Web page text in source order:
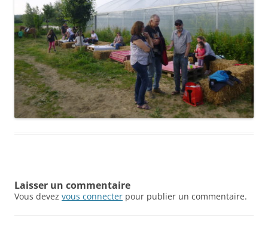
Laisser un commentaire
Vous devez vous connecter pour publier un commentaire.